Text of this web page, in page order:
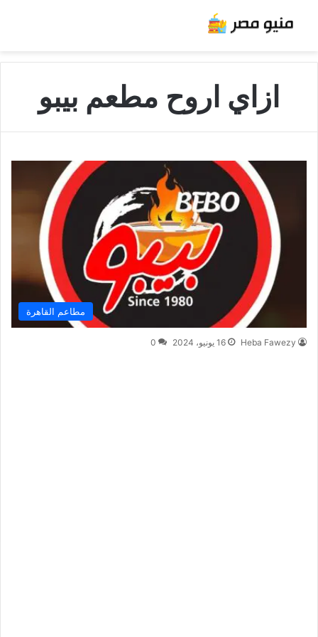
ازاي اروح مطعم بيبو
مطاعم القاهرة
Heba Fawezy 16 يونيو، 2024 0